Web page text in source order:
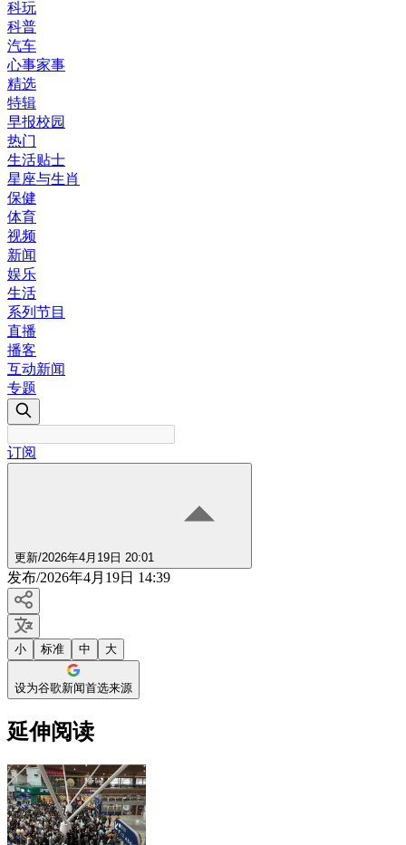
科玩
科普
汽车
心事家事
精选
特辑
早报校园
热门
生活贴士
星座与生肖
保健
体育
视频
新闻
娱乐
生活
系列节目
直播
播客
互动新闻
专题
订阅
更新/2026年4月19日 20:01
发布/2026年4月19日 14:39
小 标准 中 大
设为谷歌新闻首选来源
延伸阅读